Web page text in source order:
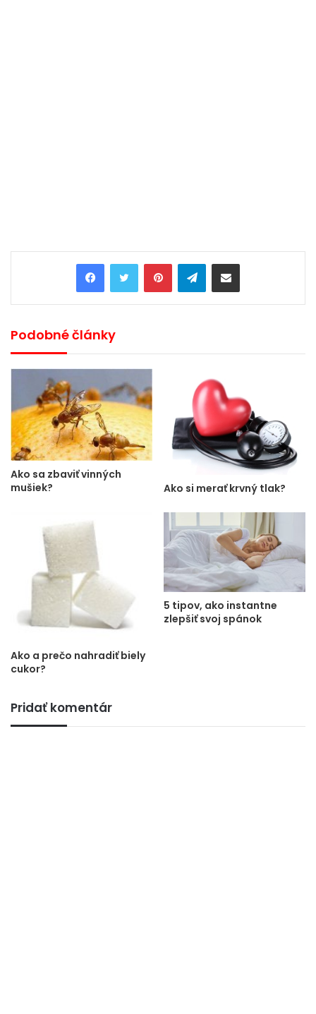
PinterestTelegramShare via Email
Podobné články
Ako sa zbaviť vinných
mušiek?
Ako si merať krvný tlak?
Ako a prečo nahradiť biely
cukor?
5 tipov, ako instantne
zlepšiť svoj spánok
Pridať komentár